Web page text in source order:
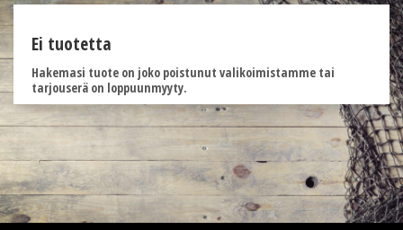
Ei tuotetta
Hakemasi tuote on joko poistunut valikoimistamme tai
tarjouserä on loppuunmyyty.